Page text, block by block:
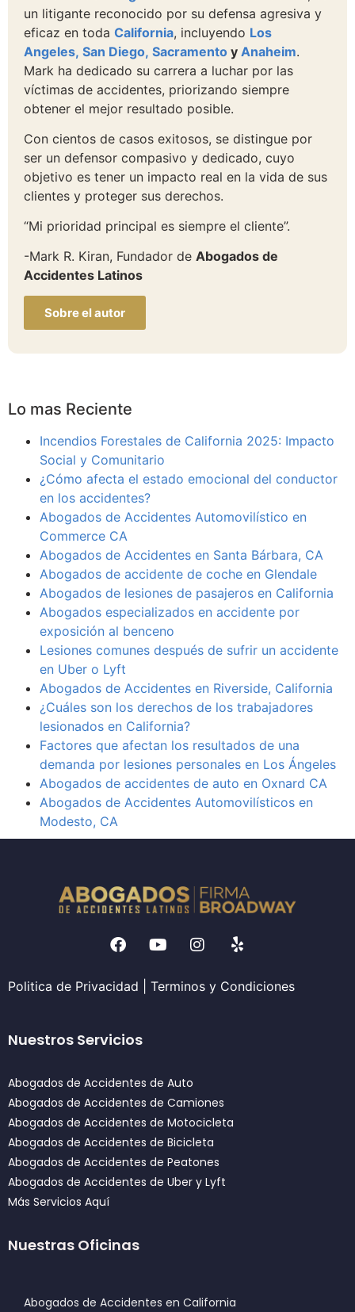
un litigante reconocido por su defensa agresiva y
eficaz en toda California, incluyendo Los
Angeles, San Diego, Sacramento y Anaheim.
Mark ha dedicado su carrera a luchar por las
víctimas de accidentes, priorizando siempre
obtener el mejor resultado posible.
Con cientos de casos exitosos, se distingue por
ser un defensor compasivo y dedicado, cuyo
objetivo es tener un impacto real en la vida de sus
clientes y proteger sus derechos.
“Mi prioridad principal es siempre el cliente”.
-Mark R. Kiran, Fundador de Abogados de
Accidentes Latinos
Sobre el autor
Lo mas Reciente
Incendios Forestales de California 2025: Impacto
Social y Comunitario
¿Cómo afecta el estado emocional del conductor
en los accidentes?
Abogados de Accidentes Automovilístico en
Commerce CA
Abogados de Accidentes en Santa Bárbara, CA
Abogados de accidente de coche en Glendale
Abogados de lesiones de pasajeros en California
Abogados especializados en accidente por
exposición al benceno
Lesiones comunes después de sufrir un accidente
en Uber o Lyft
Abogados de Accidentes en Riverside, California
¿Cuáles son los derechos de los trabajadores
lesionados en California?
Factores que afectan los resultados de una
demanda por lesiones personales en Los Ángeles
Abogados de accidentes de auto en Oxnard CA
Abogados de Accidentes Automovilísticos en
Modesto, CA
Politica de Privacidad Terminos y Condiciones
Nuestros Servicios
Abogados de Accidentes de Auto
Abogados de Accidentes de Camiones
Abogados de Accidentes de Motocicleta
Abogados de Accidentes de Bicicleta
Abogados de Accidentes de Peatones
Abogados de Accidentes de Uber y Lyft
Más Servicios Aquí
Nuestras Oficinas
Abogados de Accidentes en California